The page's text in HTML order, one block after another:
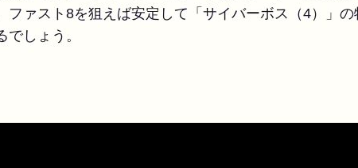
ファスト8を狙えば安定して「サイバーボス（4）」
でしょう。